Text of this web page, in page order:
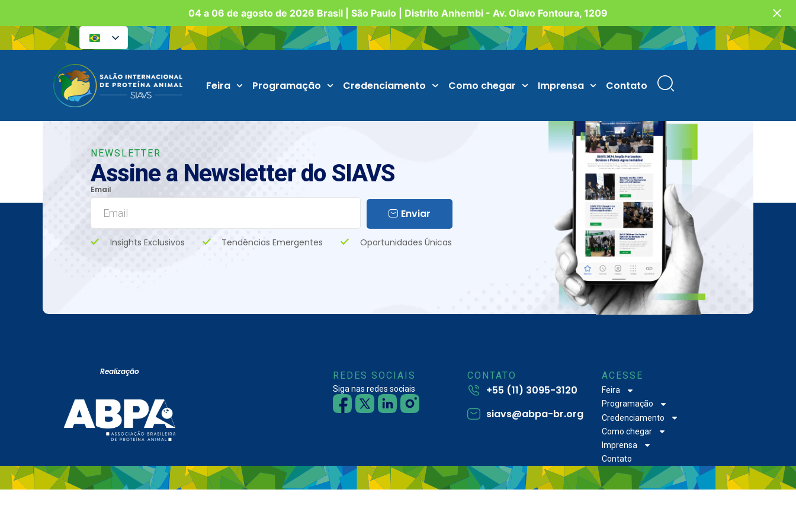
04 a 06 de agosto de 2026 Brasil | São Paulo | Distrito Anhembi - Av. Olavo Fontoura, 1209
Feira Programação Credenciamento Como chegar Imprensa Contato
NEWSLETTER
Assine a Newsletter do SIAVS
Email
Enviar
Insights Exclusivos Tendências Emergentes Oportunidades Únicas
Realização REDES SOCIAIS
Siga nas redes sociais
CONTATO
+55 (11) 3095-3120
siavs@abpa-br.org
ACESSE
Feira
Programação
Credenciamento
Como chegar
Imprensa
Contato